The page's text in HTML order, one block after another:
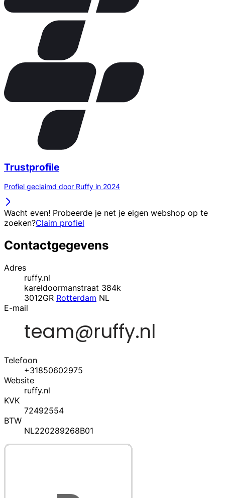
Trustprofile
Profiel geclaimd door Ruffy in 2024
Wacht even! Probeerde je net je eigen webshop op te
zoeken?Claim profiel
Contactgegevens
Adres
ruffy.nl
kareldoormanstraat 384k
3012GR Rotterdam NL
E-mail
Telefoon
+31850602975
Website
ruffy.nl
KVK
72492554
BTW
NL220289268B01